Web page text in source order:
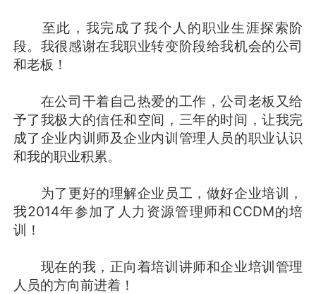
至此，我完成了我个人的职业生涯探索阶
段。我很感谢在我职业转变阶段给我机会的公司
和老板！
在公司干着自己热爱的工作，公司老板又给
予了我极大的信任和空间，三年的时间，让我完
成了企业内训师及企业内训管理人员的职业认识
和我的职业积累。
为了更好的理解企业员工，做好企业培训，
我2014年参加了人力资源管理师和CCDM的培
训！
现在的我，正向着培训讲师和企业培训管理
人员的方向前进着！